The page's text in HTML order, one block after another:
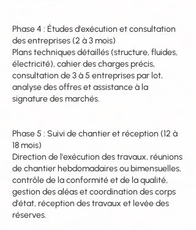
Phase 4 : Études d'exécution et consultation
des entreprises (2 à 3 mois)
Plans techniques détaillés (structure, fluides,
électricité), cahier des charges précis,
consultation de 3 à 5 entreprises par lot,
analyse des offres et assistance à la
signature des marchés.
Phase 5 : Suivi de chantier et réception (12 à
18 mois)
Direction de l'exécution des travaux, réunions
de chantier hebdomadaires ou bimensuelles,
contrôle de la conformité et de la qualité,
gestion des aléas et coordination des corps
d'état, réception des travaux et levée des
réserves.